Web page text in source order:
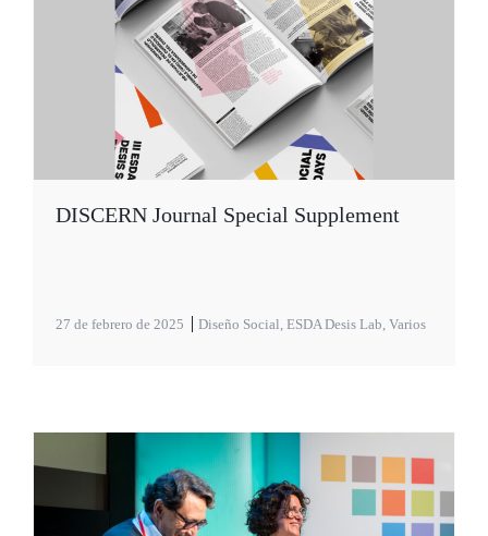
DISCERN Journal Special Supplement
27 de febrero de 2025 Diseño Social, ESDA Desis Lab, Varios